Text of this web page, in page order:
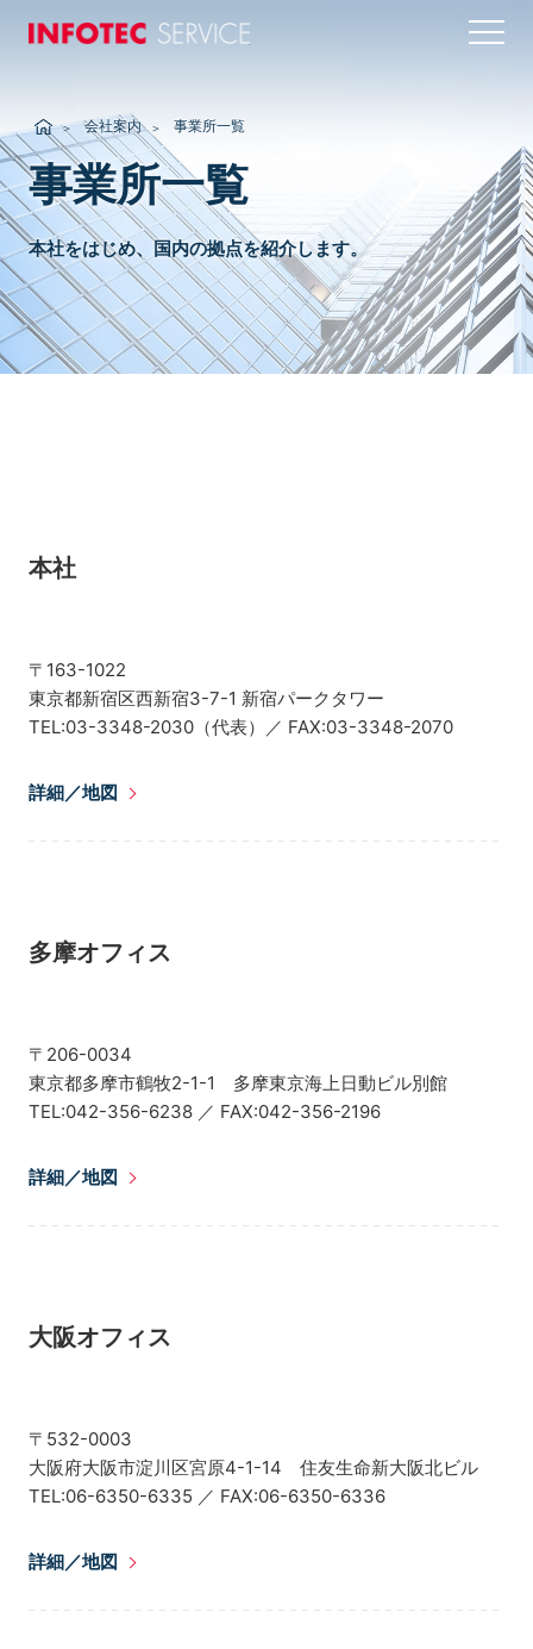
INFOTEC SERVICE
会社案内 事業所一覧
事業所一覧
本社をはじめ、国内の拠点を紹介します。
本社
〒163-1022
東京都新宿区西新宿3-7-1 新宿パークタワー
TEL:03-3348-2030（代表）／ FAX:03-3348-2070
詳細／地図
多摩オフィス
〒206-0034
東京都多摩市鶴牧2-1-1 多摩東京海上日動ビル別館
TEL:042-356-6238 ／ FAX:042-356-2196
詳細／地図
大阪オフィス
〒532-0003
大阪府大阪市淀川区宮原4-1-14 住友生命新大阪北ビル
TEL:06-6350-6335 ／ FAX:06-6350-6336
詳細／地図